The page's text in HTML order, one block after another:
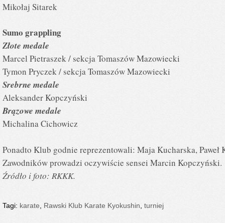
Mikołaj Sitarek
Sumo grappling
Złote medale
Marcel Pietraszek / sekcja Tomaszów Mazowiecki
Tymon Pryczek / sekcja Tomaszów Mazowiecki
Srebrne medale
Aleksander Kopczyński
Brązowe medale
Michalina Cichowicz
Ponadto Klub godnie reprezentowali: Maja Kucharska,
Zawodników prowadzi oczywiście sensei Marcin Kopczyński.
Źródło i foto: RKKK.
Tagi: karate Rawski Klub Karate Kyokushin turniej